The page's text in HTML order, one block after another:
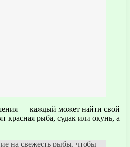
— каждый может найти свой
рыба, судак или окунь, а
на свежесть рыбы, чтобы